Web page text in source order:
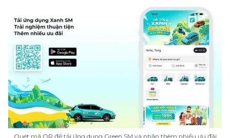
Quét mã QR để tải ứng dụng Green SM và nhận thêm nhiều ưu đãi